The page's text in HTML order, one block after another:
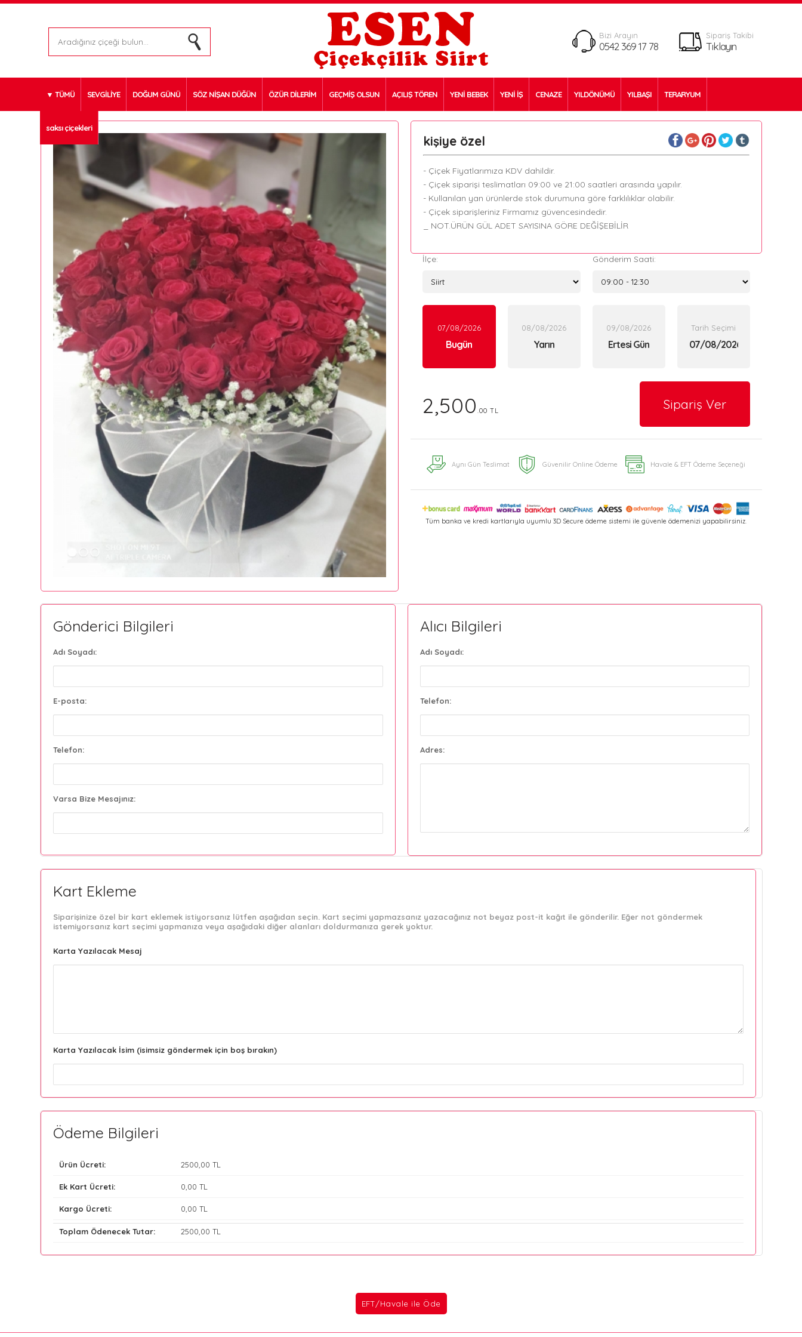
Bizi Arayın
0542 369 17 78
Sipariş Takibi
Tıklayın
TÜMÜ SEVGİLİYE DOĞUM GÜNÜ SÖZ NİŞAN DÜĞÜN ÖZÜR DİLERİM GEÇMİŞ OLSUN AÇILIŞ TÖREN YENİ BEBEK YENİ İŞ CENAZE YILDÖNÜMÜ YILBAŞI TERARYUM
saksı çiçekleri
kişiye özel
- Çiçek Fiyatlarımıza KDV dahildir.
- Çiçek siparişi teslimatları 09:00 ve 21:00 saatleri arasında yapılır.
- Kullanılan yan ürünlerde stok durumuna göre farklılıklar olabilir.
- Çiçek siparişleriniz Firmamız güvencesindedir.
_ NOT.ÜRÜN GÜL ADET SAYISINA GÖRE DEĞİŞEBİLİR
İlçe: Gönderim Saati:
07/08/2026
Bugün
08/08/2026
Yarın
09/08/2026
Ertesi Gün
Tarih Seçimi
2,500 .00 TL Sipariş Ver
Aynı Gün Teslimat Güvenilir Online Ödeme Havale & EFT Ödeme Seçeneği
Tüm banka ve kredi kartlarıyla uyumlu 3D Secure ödeme sistemi ile güvenle ödemenizi yapabilirsiniz.
Gönderici Bilgileri
Adı Soyadı:
E-posta:
Telefon:
Varsa Bize Mesajınız:
Alıcı Bilgileri
Adı Soyadı:
Telefon:
Adres:
Kart Ekleme
Siparişinize özel bir kart eklemek istiyorsanız lütfen aşağıdan seçin. Kart seçimi yapmazsanız yazacağınız not beyaz post-it kağıt ile gönderilir. Eğer not göndermek
istemiyorsanız kart seçimi yapmanıza veya aşağıdaki diğer alanları doldurmanıza gerek yoktur.
Karta Yazılacak Mesaj
Karta Yazılacak İsim (isimsiz göndermek için boş bırakın)
Ödeme Bilgileri
Ürün Ücreti: 2500 ,00 TL
Ek Kart Ücreti: 0 ,00 TL
Kargo Ücreti: 0 ,00 TL
Toplam Ödenecek Tutar: 2500 ,00 TL